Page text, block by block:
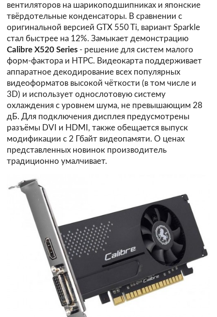
вентиляторов на шарикоподшипниках и японские
твёрдотельные конденсаторы. В сравнении с
оригинальной версией GTX 550 Ti, вариант Sparkle
стал быстрее на 12%. Замыкает демонстрацию
Calibre X520 Series - решение для систем малого
форм-фактора и HTPC. Видеокарта поддерживает
аппаратное декодирование всех популярных
видеоформатов высокой чёткости (в том числе и
3D) и использует однослотовую систему
охлаждения с уровнем шума, не превышающим 28
дБ. Для подключения дисплея предусмотрены
разъёмы DVI и HDMI, также обещается выпуск
модификации с 2 Гбайт видеопамяти. О ценах
представленных новинок производитель
традиционно умалчивает.